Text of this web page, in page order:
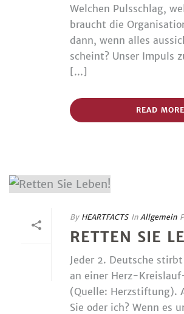
Welchen Pulsschlag,
braucht die
dann, wenn alles
scheint? Unser Impuls
[...]
READ MORE
By HEARTFACTS In Allgemein
RETTEN SIE
Jeder 2. Deutsche
an einer Herz-
(Quelle: Herzstiftung).
Sie oder ich? Wenn es